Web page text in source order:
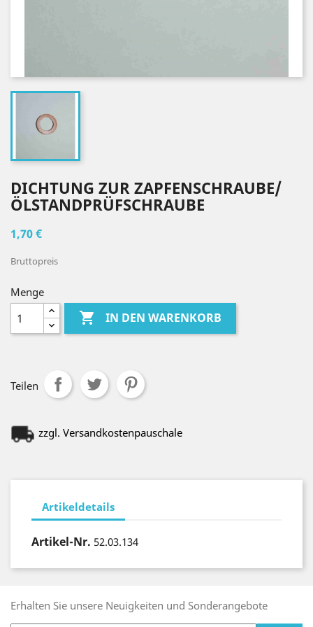
DICHTUNG ZUR ZAPFENSCHRAUBE/
ÖLSTANDPRÜFSCHRAUBE
1,70 €
Bruttopreis
Menge
 IN DEN WARENKORB
Teilen
zzgl. Versandkostenpauschale
Artikeldetails
Artikel-Nr. 52.03.134
Erhalten Sie unsere Neuigkeiten und Sonderangebote